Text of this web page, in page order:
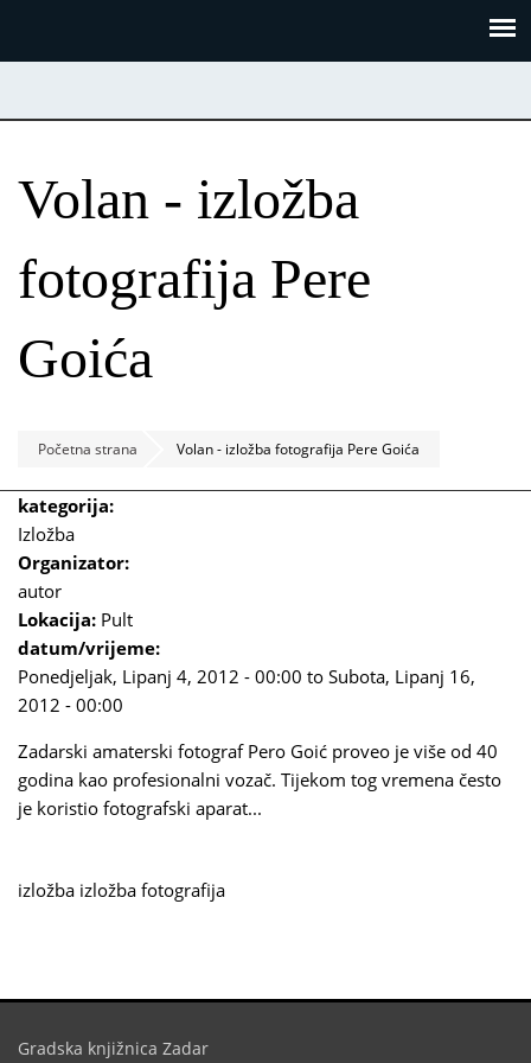
Volan - izložba
fotografija Pere
Goića
Početna strana Volan - izložba fotografija Pere Goića
kategorija:
Izložba
Organizator:
autor
Lokacija: Pult
datum/vrijeme:
Ponedjeljak, Lipanj 4, 2012 - 00:00 to Subota, Lipanj 16,
2012 - 00:00
Zadarski amaterski fotograf Pero Goić proveo je više od 40
godina kao profesionalni vozač. Tijekom tog vremena često
je koristio fotografski aparat...
izložba izložba fotografija
Gradska knjižnica Zadar